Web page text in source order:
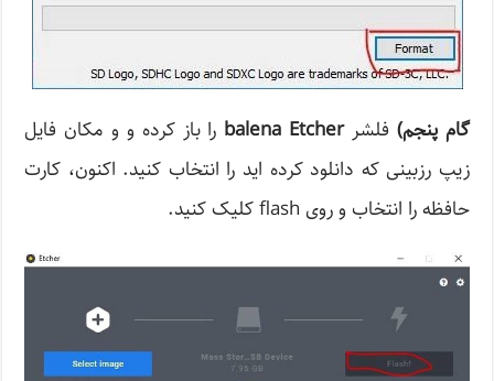
گام پنجم) فلشرbalena Etcher را باز کرده و و مکان فایل
زیپ رزبینی که دانلود کرده اید را انتخاب کنید. اکنون، کارت
حافظه را انتخاب و روی flash کلیک کنید.